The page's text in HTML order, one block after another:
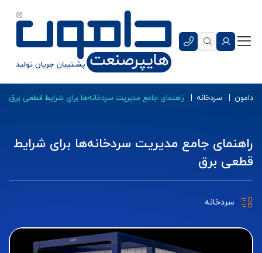
دامون سردخانه راهنمای جامع مدیریت سردخانه‌ها برای شرایط قطعی برق
راهنمای جامع مدیریت سردخانه‌ها برای شرایط
قطعی برق
سردخانه